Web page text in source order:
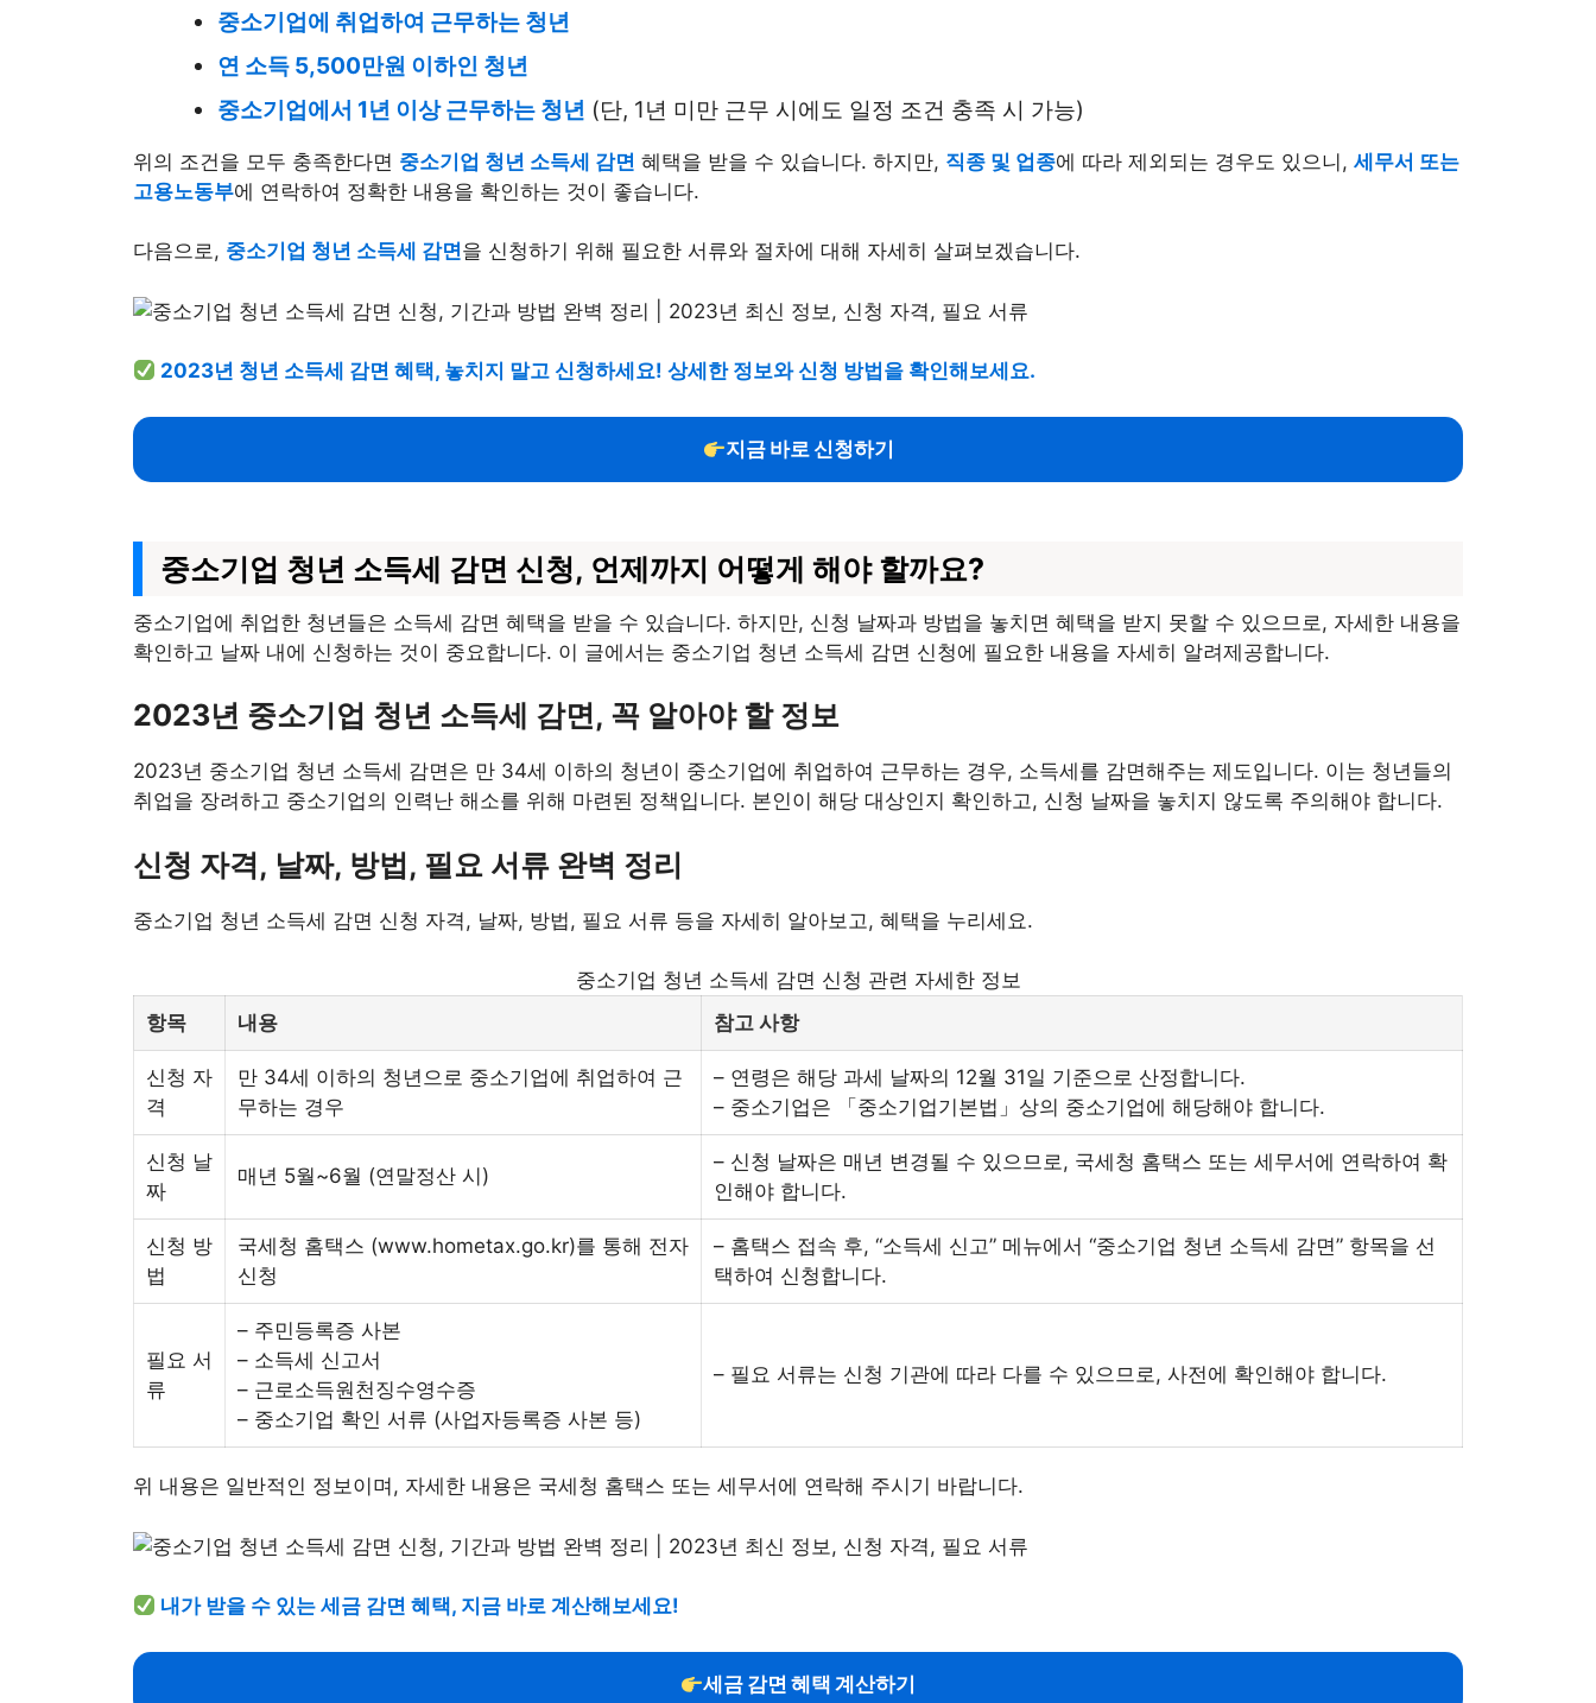
중소기업에 취업하여 근무하는 청년
연 소득 5,500만원 이하인 청년
중소기업에서 1년 이상 근무하는 청년 (단, 1년 미만 근무 시에도 일정 조건 충족 시 가능)
위의 조건을 모두 충족한다면 중소기업 청년 소득세 감면 혜택을 받을 수 있습니다. 하지만, 직종 및 업종에 따라 제외되는 경우도 있으니, 세무서 또는
고용노동부에 연락하여 정확한 내용을 확인하는 것이 좋습니다.
다음으로, 중소기업 청년 소득세 감면을 신청하기 위해 필요한 서류와 절차에 대해 자세히 살펴보겠습니다.
2023년 청년 소득세 감면 혜택, 놓치지 말고 신청하세요! 상세한 정보와 신청 방법을 확인해보세요.
지금 바로 신청하기
중소기업 청년 소득세 감면 신청, 언제까지 어떻게 해야 할까요?
중소기업에 취업한 청년들은 소득세 감면 혜택을 받을 수 있습니다. 하지만, 신청 날짜과 방법을 놓치면 혜택을 받지 못할 수 있으므로, 자세한 내용을
확인하고 날짜 내에 신청하는 것이 중요합니다. 이 글에서는 중소기업 청년 소득세 감면 신청에 필요한 내용을 자세히 알려제공합니다.
2023년 중소기업 청년 소득세 감면, 꼭 알아야 할 정보
2023년 중소기업 청년 소득세 감면은 만 34세 이하의 청년이 중소기업에 취업하여 근무하는 경우, 소득세를 감면해주는 제도입니다. 이는 청년들의
취업을 장려하고 중소기업의 인력난 해소를 위해 마련된 정책입니다. 본인이 해당 대상인지 확인하고, 신청 날짜을 놓치지 않도록 주의해야 합니다.
신청 자격, 날짜, 방법, 필요 서류 완벽 정리
중소기업 청년 소득세 감면 신청 자격, 날짜, 방법, 필요 서류 등을 자세히 알아보고, 혜택을 누리세요.
중소기업 청년 소득세 감면 신청 관련 자세한 정보
항목
내용 참고 사항
신청 자
격
만 34세 이하의 청년으로 중소기업에 취업하여 근
무하는 경우
– 연령은 해당 과세 날짜의 12월 31일 기준으로 산정합니다.
– 중소기업은 「중소기업기본법」상의 중소기업에 해당해야 합니다.
신청 날
짜
매년 5월~6월 (연말정산 시)
– 신청 날짜은 매년 변경될 수 있으므로, 국세청 홈택스 또는 세무서에 연락하여 확
인해야 합니다.
신청 방
법
국세청 홈택스 (www.hometax.go.kr)를 통해 전자
신청
– 홈택스 접속 후, “소득세 신고” 메뉴에서 “중소기업 청년 소득세 감면” 항목을 선
택하여 신청합니다.
필요 서
류
– 주민등록증 사본
– 소득세 신고서
– 근로소득원천징수영수증
– 중소기업 확인 서류 (사업자등록증 사본 등)
– 필요 서류는 신청 기관에 따라 다를 수 있으므로, 사전에 확인해야 합니다.
위 내용은 일반적인 정보이며, 자세한 내용은 국세청 홈택스 또는 세무서에 연락해 주시기 바랍니다.
내가 받을 수 있는 세금 감면 혜택, 지금 바로 계산해보세요!
세금 감면 혜택 계산하기